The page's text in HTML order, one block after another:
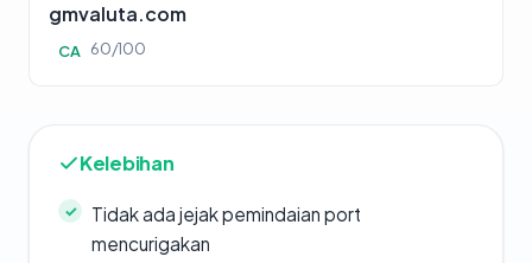
gmvaluta.com
CA 60/100
Kelebihan
Tidak ada jejak pemindaian port
mencurigakan